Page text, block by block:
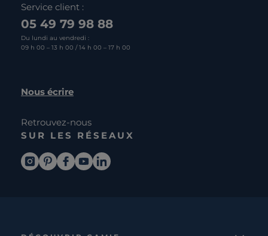
Service client :
05 49 79 98 88
Du lundi au vendredi :
09 h 00 – 13 h 00 / 14 h 00 – 17 h 00
Nous écrire
Retrouvez-nous
SUR LES RÉSEAUX